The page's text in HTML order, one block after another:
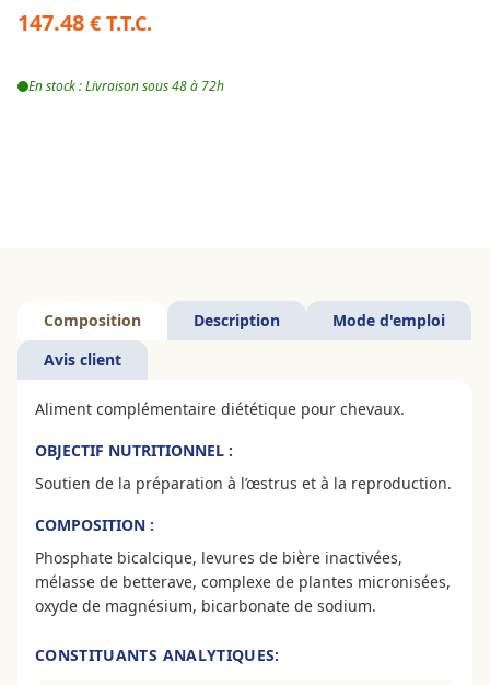
147.48 € T.T.C.
En stock : Livraison sous 48 à 72h
Composition Description
Mode d'emploi
Avis client
Aliment complémentaire diététique pour chevaux.
OBJECTIF NUTRITIONNEL :
Soutien de la préparation à l’œstrus et à la reproduction.
COMPOSITION :
Phosphate bicalcique, levures de bière inactivées,
mélasse de betterave, complexe de plantes micronisées,
oxyde de magnésium, bicarbonate de sodium.
CONSTITUANTS ANALYTIQUES: